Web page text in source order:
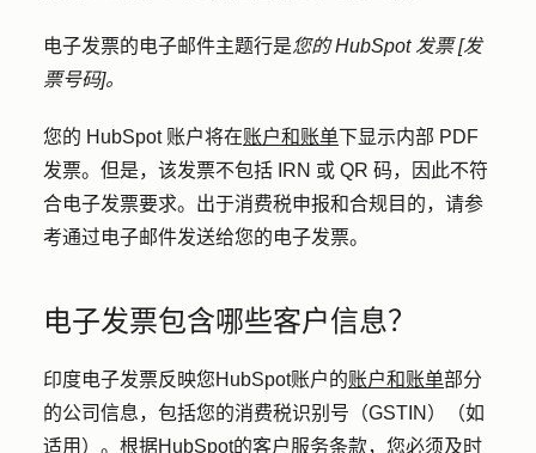
电子发票的电子邮件主题行是您的 HubSpot 发票 [发
票号码]。
您的 HubSpot 账户将在账户和账单下显示内部 PDF
发票。但是，该发票不包括 IRN 或 QR 码，因此不符
合电子发票要求。出于消费税申报和合规目的，请参
考通过电子邮件发送给您的电子发票。
电子发票包含哪些客户信息？
印度电子发票反映您HubSpot账户的账户和账单部分
的公司信息，包括您的消费税识别号（GSTIN）（如
适用）。根据HubSpot的客户服务条款，您必须及时